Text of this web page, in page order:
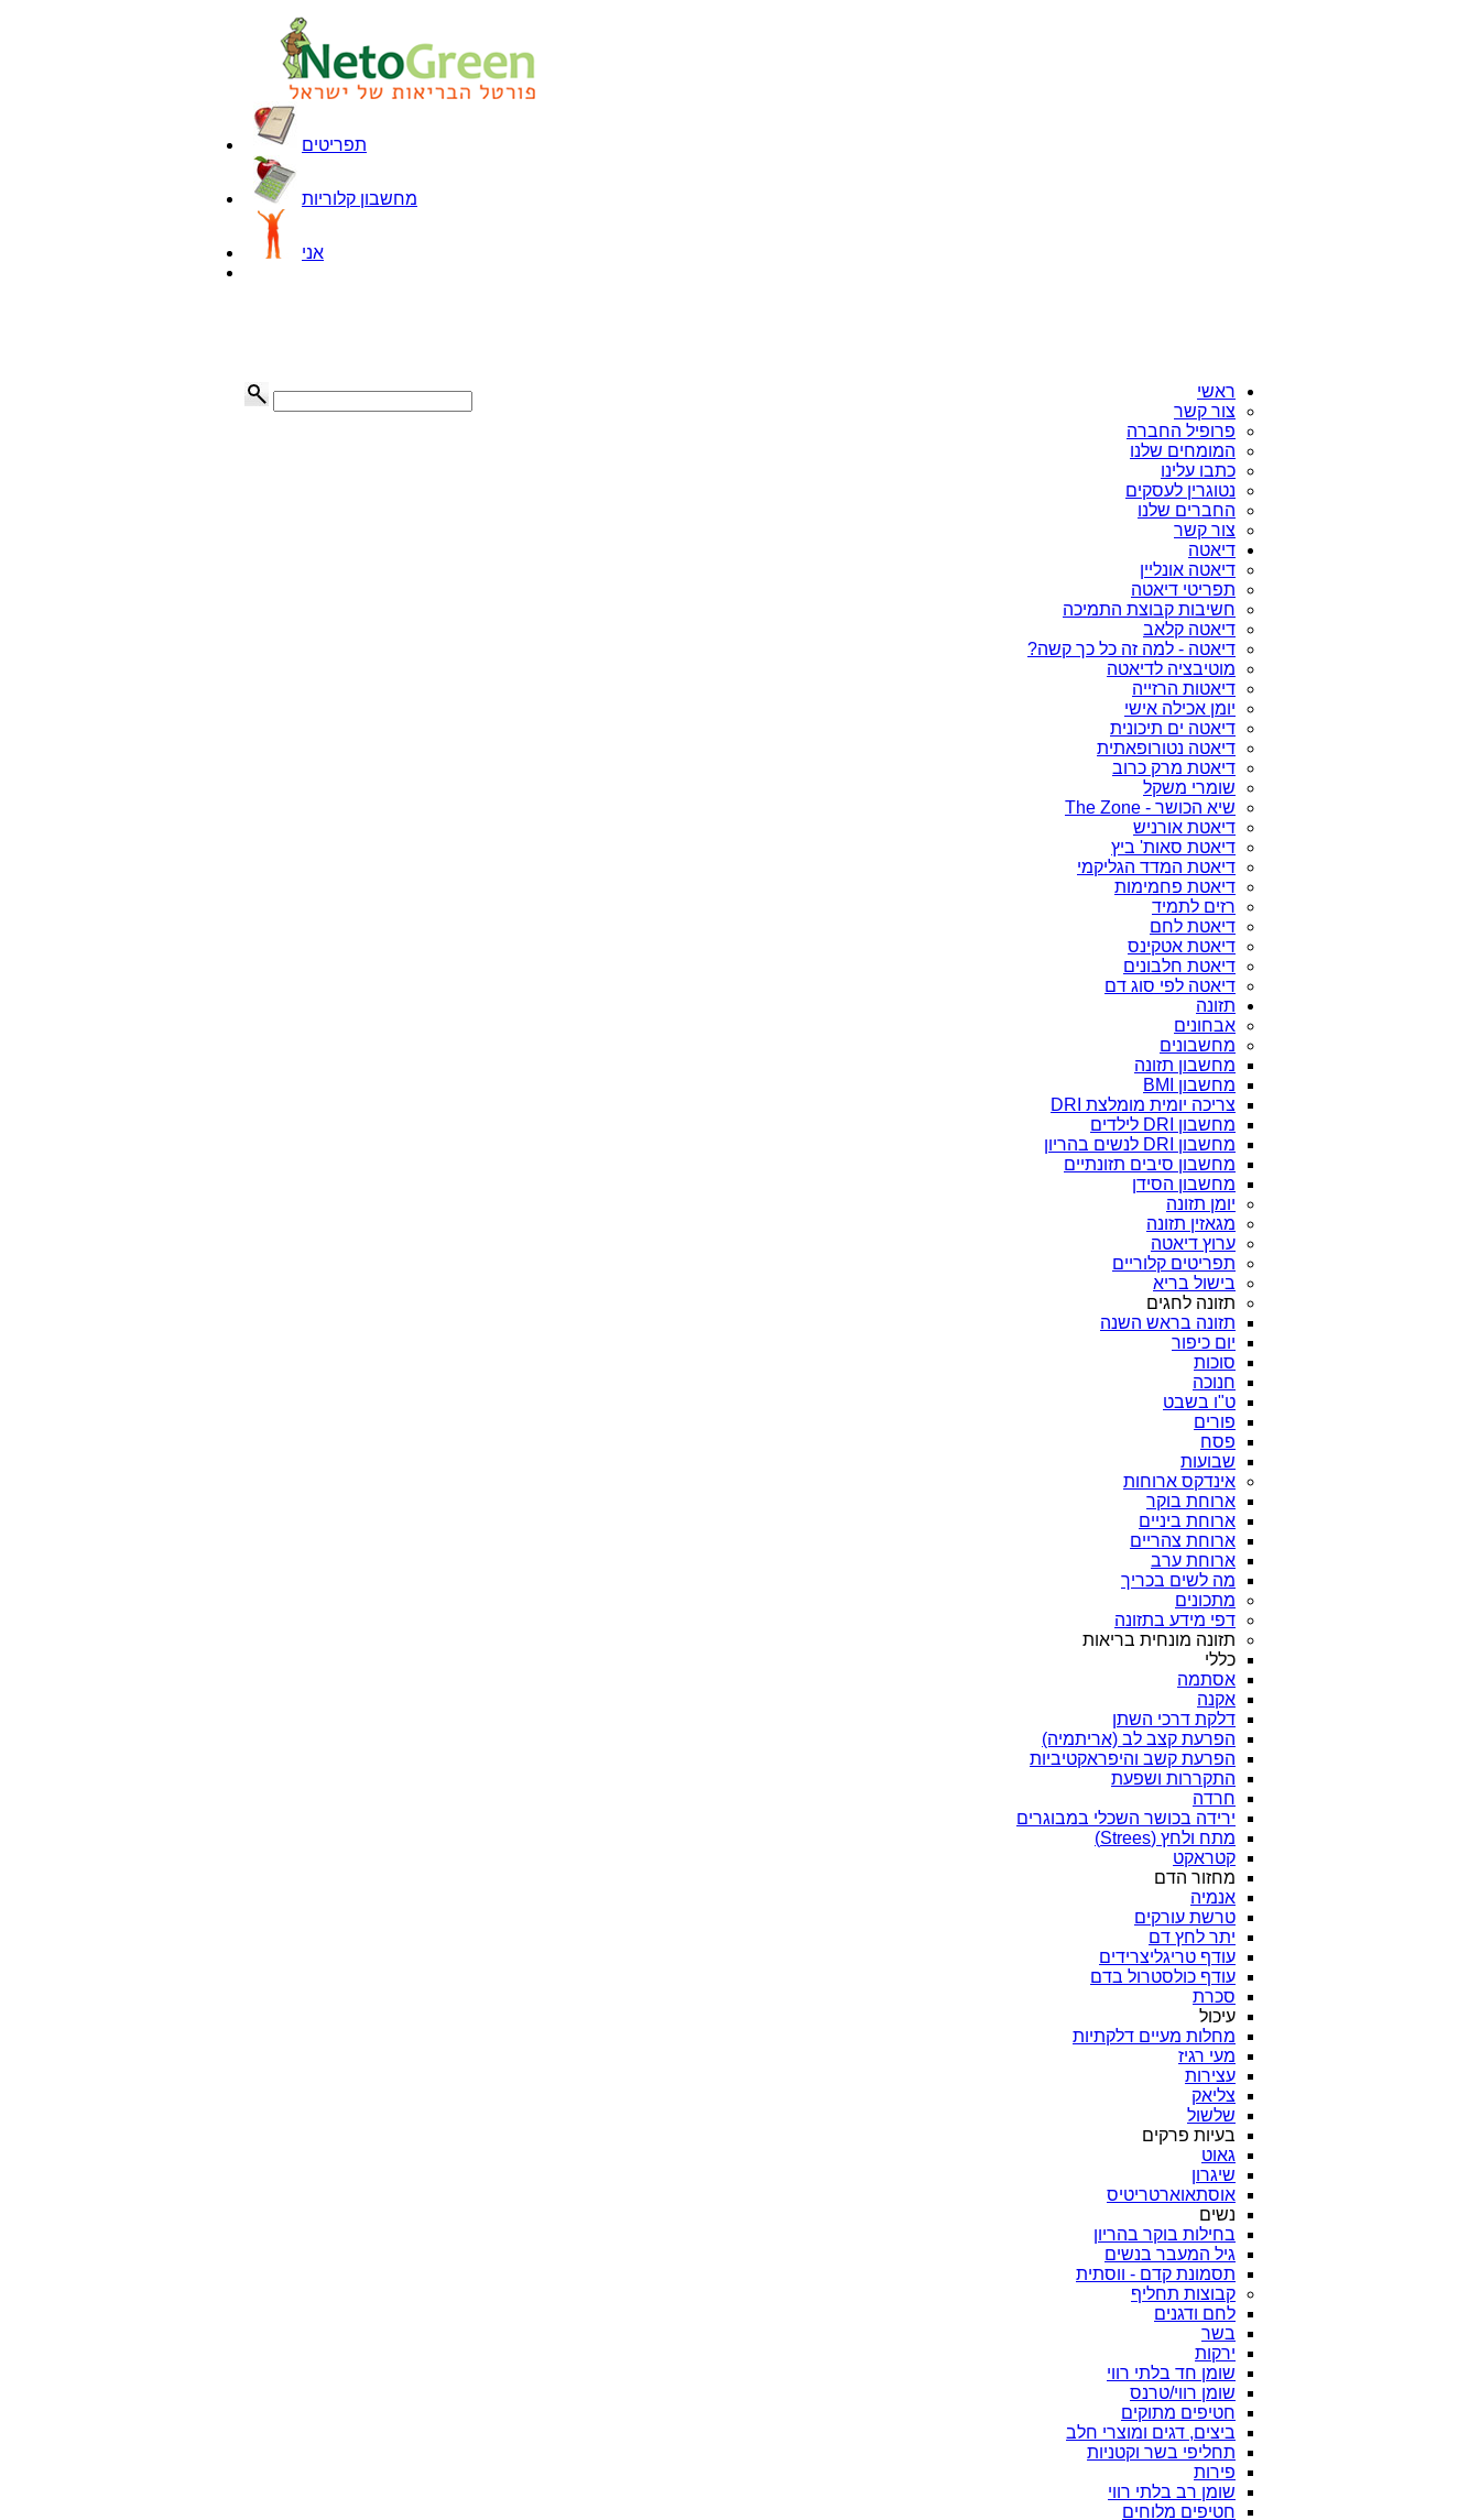
תפריטים
מחשבון קלוריות
אני
ראשי
צור קשר
פרופיל החברה
המומחים שלנו
כתבו עלינו
נטוגרין לעסקים
החברים שלנו
צור קשר
דיאטה
דיאטה אונליין
תפריטי דיאטה
חשיבות קבוצת התמיכה
דיאטה קלאב
דיאטה - למה זה כל כך קשה?
מוטיבציה לדיאטה
דיאטות הרזייה
יומן אכילה אישי
דיאטה ים תיכונית
דיאטה נטורופאתית
דיאטת מרק כרוב
שומרי משקל
שיא הכושר - The Zone
דיאטת אורניש
דיאטת סאות' ביץ
דיאטת המדד הגליקמי
דיאטת פחמימות
רזים לתמיד
דיאטת לחם
דיאטת אטקינס
דיאטת חלבונים
דיאטה לפי סוג דם
תזונה
אבחונים
מחשבונים
מחשבון תזונה
מחשבון BMI
צריכה יומית מומלצת DRI
מחשבון DRI לילדים
מחשבון DRI לנשים בהריון
מחשבון סיבים תזונתיים
מחשבון הסידן
יומן תזונה
מגאזין תזונה
ערוץ דיאטה
תפריטים קלוריים
בישול בריא
תזונה לחגים
תזונה בראש השנה
יום כיפור
סוכות
חנוכה
ט"ו בשבט
פורים
פסח
שבועות
אינדקס ארוחות
ארוחת בוקר
ארוחת ביניים
ארוחת צהריים
ארוחת ערב
מה לשים בכריך
מתכונים
דפי מידע בתזונה
תזונה מונחית בריאות
כללי
אסתמה
אקנה
דלקת דרכי השתן
הפרעת קצב לב (אריתמיה)
הפרעת קשב והיפראקטיביות
התקררות ושפעת
חרדה
ירידה בכושר השכלי במבוגרים
מתח ולחץ (Strees)
קטראקט
מחזור הדם
אנמיה
טרשת עורקים
יתר לחץ דם
עודף טריגליצרידים
עודף כולסטרול בדם
סכרת
עיכול
מחלות מעיים דלקתיות
מעי רגיז
עצירות
צליאק
שלשול
בעיות פרקים
גאוט
שיגרון
אוסתאוארטריטיס
נשים
בחילות בוקר בהריון
גיל המעבר בנשים
תסמונת קדם - ווסתית
קבוצות תחליף
לחם ודגנים
בשר
ירקות
שומן חד בלתי רווי
שומן רווי/טרנס
חטיפים מתוקים
ביצים, דגים ומוצרי חלב
תחליפי בשר וקטניות
פירות
שומן רב בלתי רווי
חטיפים מלוחים